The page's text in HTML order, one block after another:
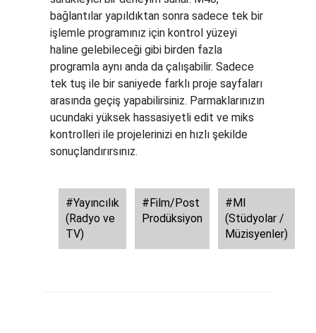
bağlantılar yapıldıktan sonra sadece tek bir
işlemle programınız için kontrol yüzeyi
haline gelebileceği gibi birden fazla
programla aynı anda da çalışabilir. Sadece
tek tuş ile bir saniyede farklı proje sayfaları
arasında geçiş yapabilirsiniz. Parmaklarınızın
ucundaki yüksek hassasiyetli edit ve miks
kontrolleri ile projelerinizi en hızlı şekilde
sonuçlandırırsınız.
#Yayıncılık
(Radyo ve
TV)
#Film/Post
Prodüksiyon
#MI
(Stüdyolar /
Müzisyenler)